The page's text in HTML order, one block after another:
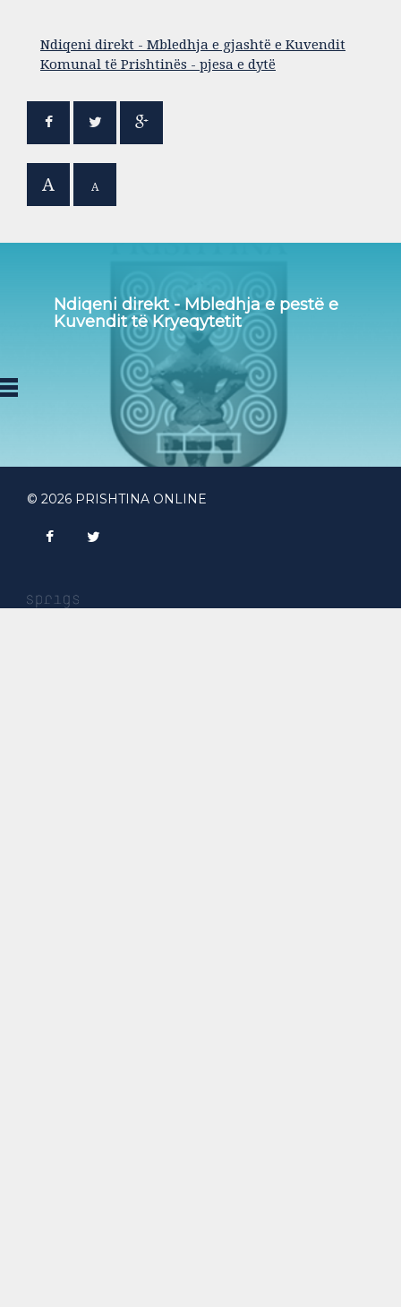
Ndiqeni direkt - Mbledhja e gjashtë e Kuvendit
Komunal të Prishtinës - pjesa e dytë
A A
Ndiqeni direkt - Mbledhja e pestë e
Kuvendit të Kryeqytetit
© 2026 PRISHTINA ONLINE